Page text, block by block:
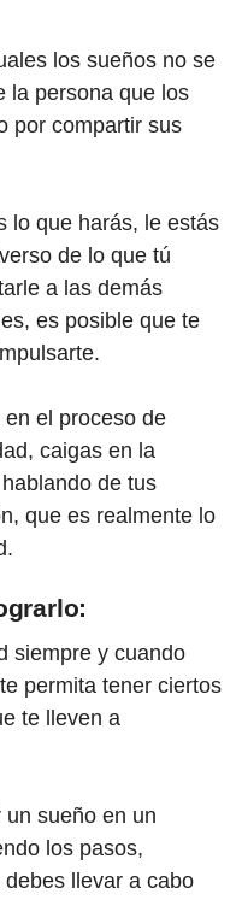
los sueños no se
la persona que los
por compartir sus
lo que harás, le estás
de lo que tú
a las demás
es posible que te
el proceso de
caigas en la
de tus
que es realmente lo
siempre y cuando
permita tener ciertos
te lleven a
sueño en un
los pasos,
llevar a cabo